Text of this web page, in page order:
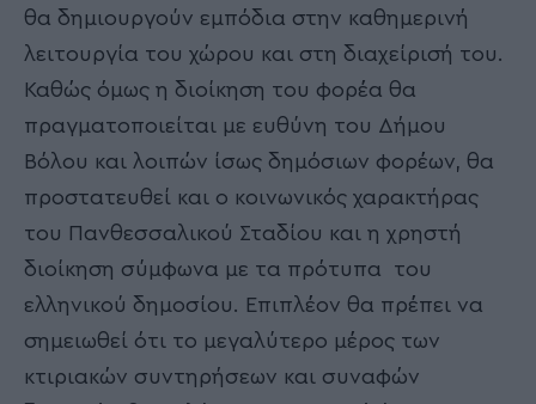
θα δημιουργούν εμπόδια στην καθημερινή
λειτουργία του χώρου και στη διαχείρισή του.
Καθώς όμως η διοίκηση του φορέα θα
πραγματοποιείται με ευθύνη του Δήμου
Βόλου και λοιπών ίσως δημόσιων φορέων, θα
προστατευθεί και ο κοινωνικός χαρακτήρας
του Πανθεσσαλικού Σταδίου και η χρηστή
διοίκηση σύμφωνα με τα πρότυπα του
ελληνικού δημοσίου. Επιπλέον θα πρέπει να
σημειωθεί ότι το μεγαλύτερο μέρος των
κτιριακών συντηρήσεων και συναφών